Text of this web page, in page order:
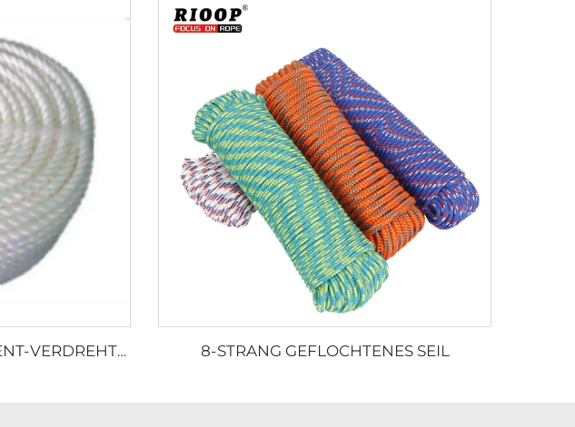
POLYESTER-MULTIFILAMENT-VERDREHTES SEIL 8-STRANG GEFLOCHTENES SEIL